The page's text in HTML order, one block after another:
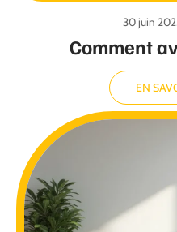
Comment
30 juin
EN